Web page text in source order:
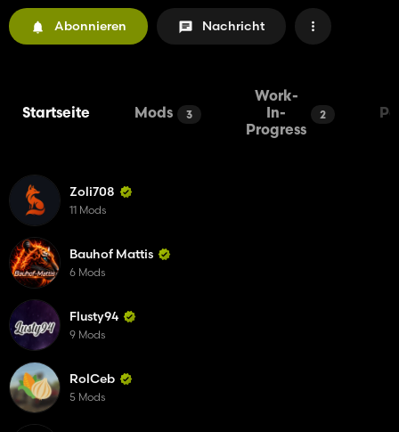
Abonnieren Nachricht
Startseite Mods 3
Work-
In-
Progress
2
Zoli708
11 Mods
Bauhof Mattis
6 Mods
Flusty94
9 Mods
RolCeb
5 Mods